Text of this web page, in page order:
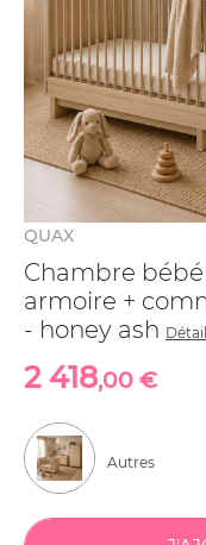
QUAX
Chambre bébé
armoire +
- honey ash
2 418,00 €
Autres